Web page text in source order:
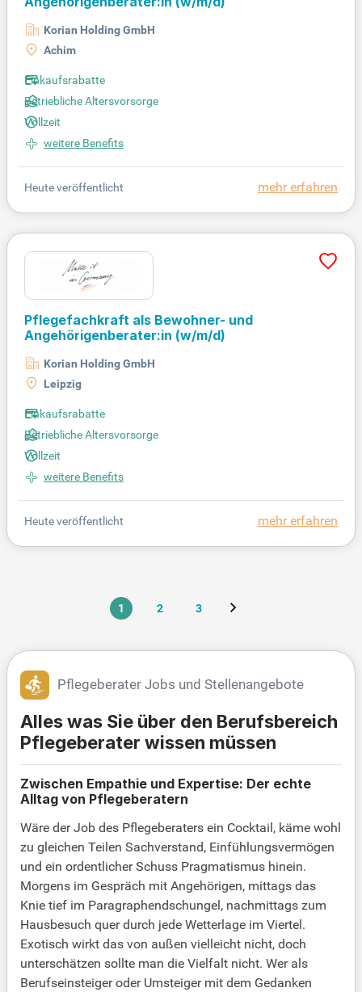
Korian Holding GmbH
Achim
Einkaufsrabatte
Betriebliche Altersvorsorge
Vollzeit
weitere Benefits
mehr erfahren
Heute veröffentlicht
Pflegefachkraft als Bewohner- und
Angehörigenberater:in (w/m/d)
Korian Holding GmbH
Leipzig
Einkaufsrabatte
Betriebliche Altersvorsorge
Vollzeit
weitere Benefits
mehr erfahren
Heute veröffentlicht
1 2 3
Pflegeberater Jobs und Stellenangebote
Alles was Sie über den Berufsbereich
Pflegeberater wissen müssen
Zwischen Empathie und Expertise: Der echte
Alltag von Pflegeberatern
Wäre der Job des Pflegeberaters ein Cocktail, käme wohl
zu gleichen Teilen Sachverstand, Einfühlungsvermögen
und ein ordentlicher Schuss Pragmatismus hinein.
Morgens im Gespräch mit Angehörigen, mittags das
Knie tief im Paragraphendschungel, nachmittags zum
Hausbesuch quer durch jede Wetterlage im Viertel.
Exotisch wirkt das von außen vielleicht nicht, doch
unterschätzen sollte man die Vielfalt nicht. Wer als
Berufseinsteiger oder Umsteiger mit dem Gedanken